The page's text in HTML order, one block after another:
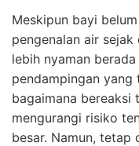
Meskipun bayi
pengenalan air
lebih nyaman
pendampingan
bagaimana bereaksi
mengurangi risiko
besar. Namun, tetap